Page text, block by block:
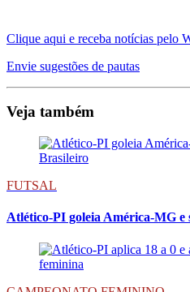
Clique aqui e receba notícias pelo
Envie sugestões de pautas
Veja também
FUTSAL
Atlético-PI goleia América-MG e